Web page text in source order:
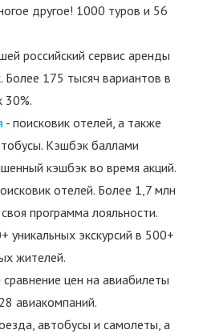
другое! 1000 туров и 56
российский сервис аренды
Более 175 тысяч вариантов в
30%.
- поисковик отелей, а также
Кэшбэк баллами
кэшбэк во время акций.
отелей. Более 1,7 млн
программа лояльности.
уникальных экскурсий в 500+
жителей.
сравнение цен на авиабилеты
авиакомпаний.
автобусы и самолеты, а